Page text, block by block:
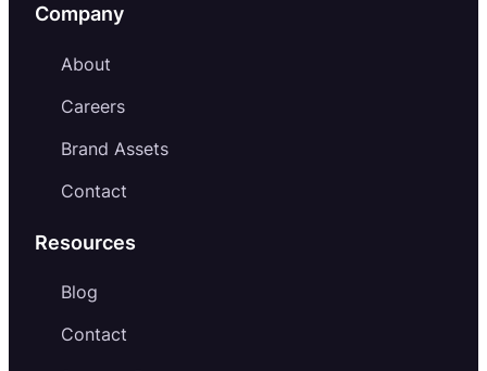
Company
About
Careers
Brand Assets
Contact
Resources
Blog
Contact